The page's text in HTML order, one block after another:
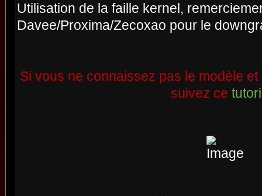
Utilisation de la faille kernel,
Davee/Proxima/Zecoxao pour le
Si vous ne connaissez pas le modèle
suivez ce